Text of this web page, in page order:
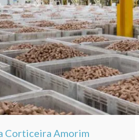
Corticeira Amorim